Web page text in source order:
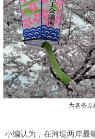
为各务原
小编认为，在河堤两岸最